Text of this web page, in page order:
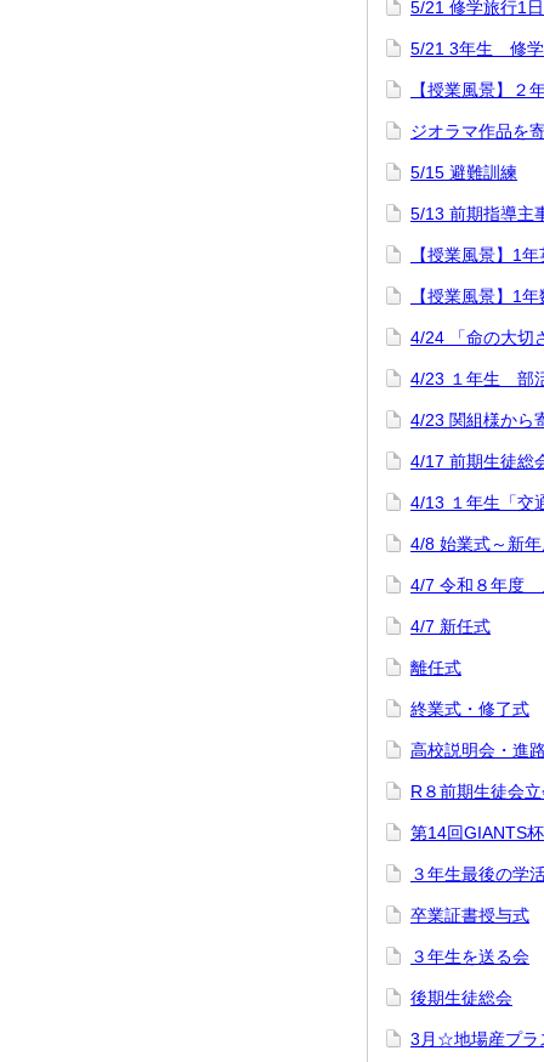
5/21 修学旅行1
5/21 3年生 修学
【授業風景】２
ジオラマ作品を
5/15 避難訓練
5/13 前期指導主
【授業風景】1
【授業風景】1
4/24 「命の大切
4/23 １年生 部
4/23 関組様から
4/17 前期生徒総
4/13 １年生「交
4/8 始業式～新
4/7 令和８年度
4/7 新任式
離任式
終業式・修了式
高校説明会・進
R８前期生徒会
第14回GIANTS
３年生最後の学
卒業証書授与式
３年生を送る会
後期生徒総会
3月☆地場産プラ